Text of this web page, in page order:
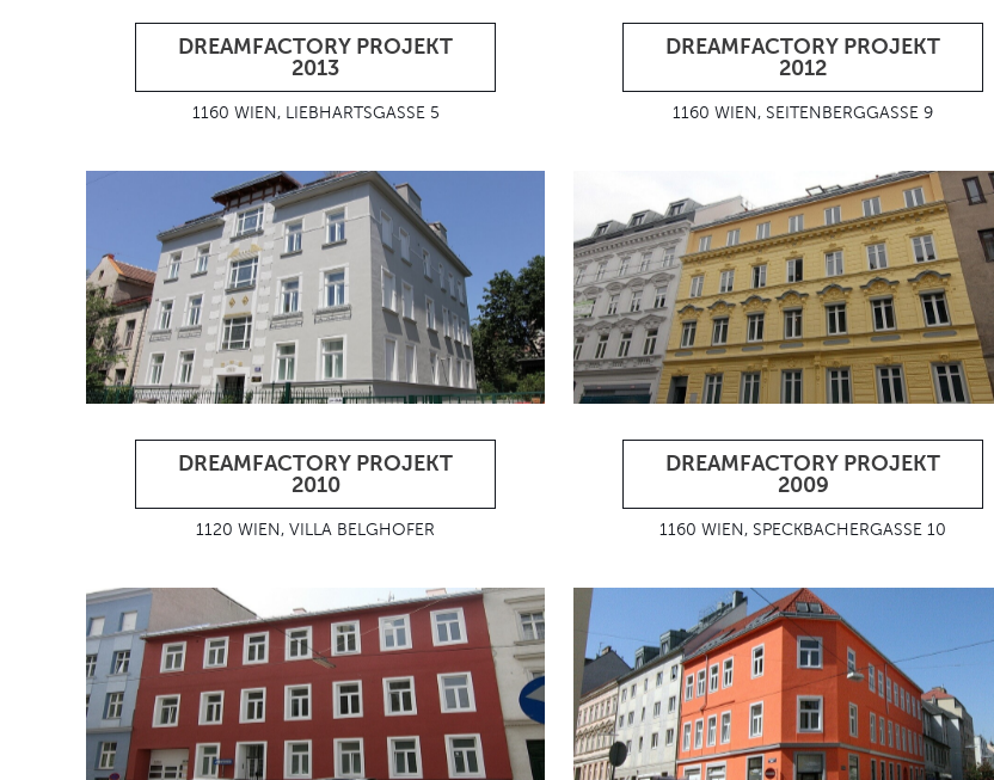
DREAMFACTORY PROJEKT
2013
1160 WIEN, LIEBHARTSGASSE 5
DREAMFACTORY PROJEKT
2012
1160 WIEN, SEITENBERGGASSE 9
DREAMFACTORY PROJEKT
2010
1120 WIEN, VILLA BELGHOFER
DREAMFACTORY PROJEKT
2009
1160 WIEN, SPECKBACHERGASSE 10